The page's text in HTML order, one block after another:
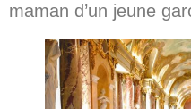
maman d’un jeune